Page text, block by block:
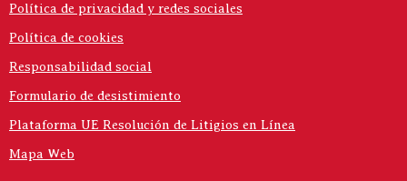
Política de privacidad y redes sociales
Política de cookies
Responsabilidad social
Formulario de desistimiento
Plataforma UE Resolución de Litigios en Línea
Mapa Web